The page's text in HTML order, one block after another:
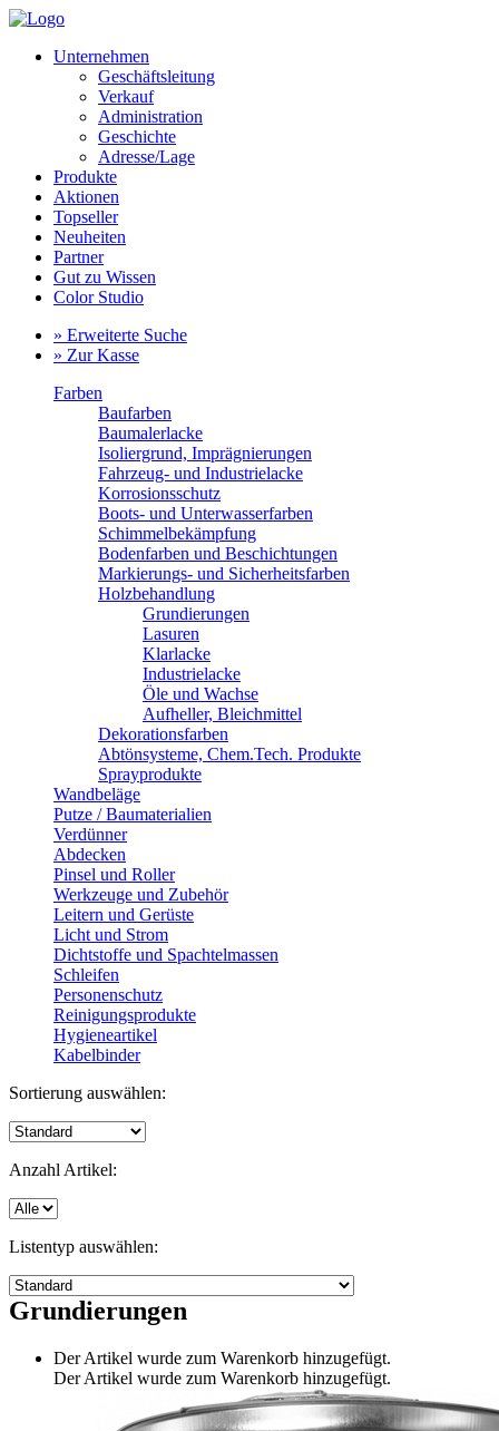
Unternehmen
Geschäftsleitung
Verkauf
Administration
Geschichte
Adresse/Lage
Produkte
Aktionen
Topseller
Neuheiten
Partner
Gut zu Wissen
Color Studio
» Erweiterte Suche
» Zur Kasse
Farben
Baufarben
Baumalerlacke
Isoliergrund, Imprägnierungen
Fahrzeug- und Industrielacke
Korrosionsschutz
Boots- und Unterwasserfarben
Schimmelbekämpfung
Bodenfarben und Beschichtungen
Markierungs- und Sicherheitsfarben
Holzbehandlung
Grundierungen
Lasuren
Klarlacke
Industrielacke
Öle und Wachse
Aufheller, Bleichmittel
Dekorationsfarben
Abtönsysteme, Chem.Tech. Produkte
Sprayprodukte
Wandbeläge
Putze / Baumaterialien
Verdünner
Abdecken
Pinsel und Roller
Werkzeuge und Zubehör
Leitern und Gerüste
Licht und Strom
Dichtstoffe und Spachtelmassen
Schleifen
Personenschutz
Reinigungsprodukte
Hygieneartikel
Kabelbinder
Sortierung auswählen:
Anzahl Artikel:
Listentyp auswählen:
Grundierungen
Der Artikel wurde zum Warenkorb hinzugefügt.
Der Artikel wurde zum Warenkorb hinzugefügt.